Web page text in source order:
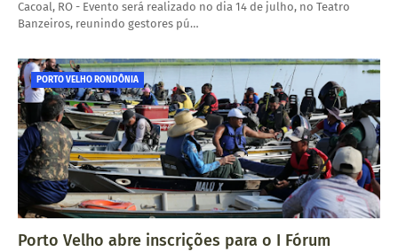
Cacoal, RO - Evento será realizado no dia 14 de julho, no Teatro
Banzeiros, reunindo gestores pú…
PORTO VELHO RONDÔNIA
Porto Velho abre inscrições para o I Fórum